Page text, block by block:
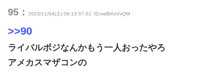
95： 2023/11/04(土) 09:13:57.01 ID:mdBAsVvQM
>>90
ライバルポジなんかもう一人おったやろ
アメカスマザコンの